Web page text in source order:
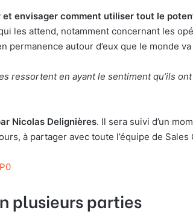
envisager comment utiliser tout le
les attend, notamment concernant les
permanence autour d’eux que le monde
ressortent en ayant le sentiment qu’ils
Nicolas Delignières. Il sera suivi d’un
à partager avec toute l’équipe de Sales
plusieurs parties